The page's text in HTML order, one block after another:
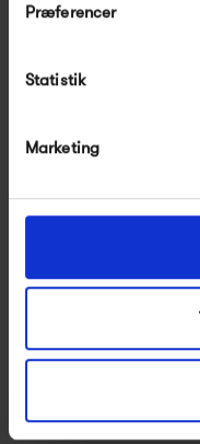
Præferencer
Statistik
Marketing
Lamp Marble Small